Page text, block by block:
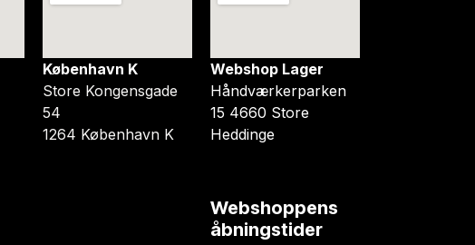
København K
Store Kongensgade
54
1264 København K
Webshop Lager
Håndværkerparken
15 4660 Store
Heddinge
Webshoppens
åbningstider